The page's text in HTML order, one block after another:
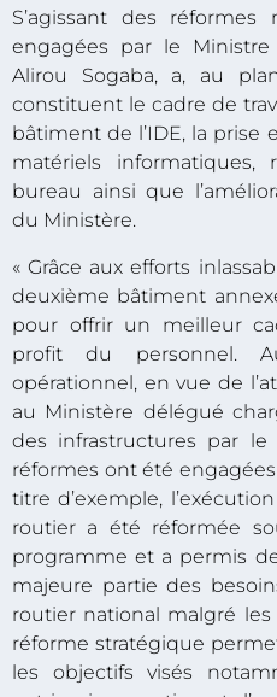
S’agissant des
engagées par le Ministre
Alirou Sogaba, a, au
constituent le cadre de
bâtiment de l’IDE, la
matériels
bureau ainsi que
du Ministère.
« Grâce aux efforts
deuxième bâtiment
pour offrir un meilleur
profit du personnel.
opérationnel, en vue de
au Ministère délégué
des infrastructures par le
réformes ont été
titre d’exemple,
routier a été réformée
programme et a permis
majeure partie des
routier national malgré les
réforme stratégique
les objectifs visés